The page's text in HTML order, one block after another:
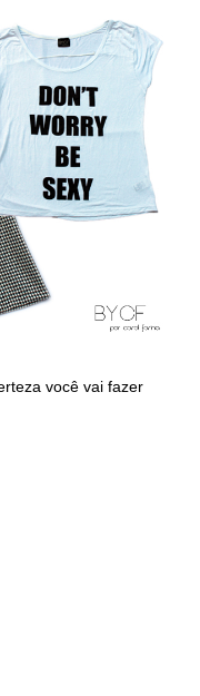
você vai fazer